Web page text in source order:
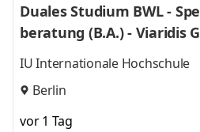
Duales Studium BWL -
beratung (B.A.) - Viaridis
IU Internationale Hochschule
Berlin
vor 1 Tag